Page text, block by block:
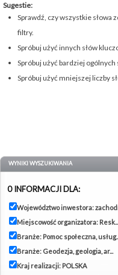
Sugestie:
Sprawdź, czy wszystkie słowa
filtry.
Spróbuj użyć innych słów
Spróbuj użyć bardziej ogólnych
Spróbuj użyć mniejszej liczby
WYNIKI WYSZUKIWANIA
0 INFORMACJI DLA:
Województwo inwestora:
Miejscowość organizatora: Resk...
Branże: Pomoc społeczna,
Branże: Geodezja, geologia, ar...
Kraj realizacji: POLSKA